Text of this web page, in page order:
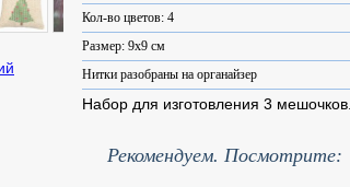
Кол-во цветов: 4
Размер: 9x9 см
Нитки разобраны на органайзер
Набор для изготовления 3 мешочков.
Рекомендуем. Посмотрите: